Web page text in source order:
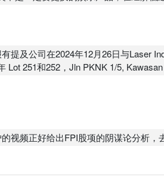
提及公司在2024年12月26日与Laser
Lot 251和252，Jln PKNK 1/5,
将产生约马币670万的处置净收益，这
资风险你自己看着办吧！
视频正好给出FPI股项的阴谋论分析，